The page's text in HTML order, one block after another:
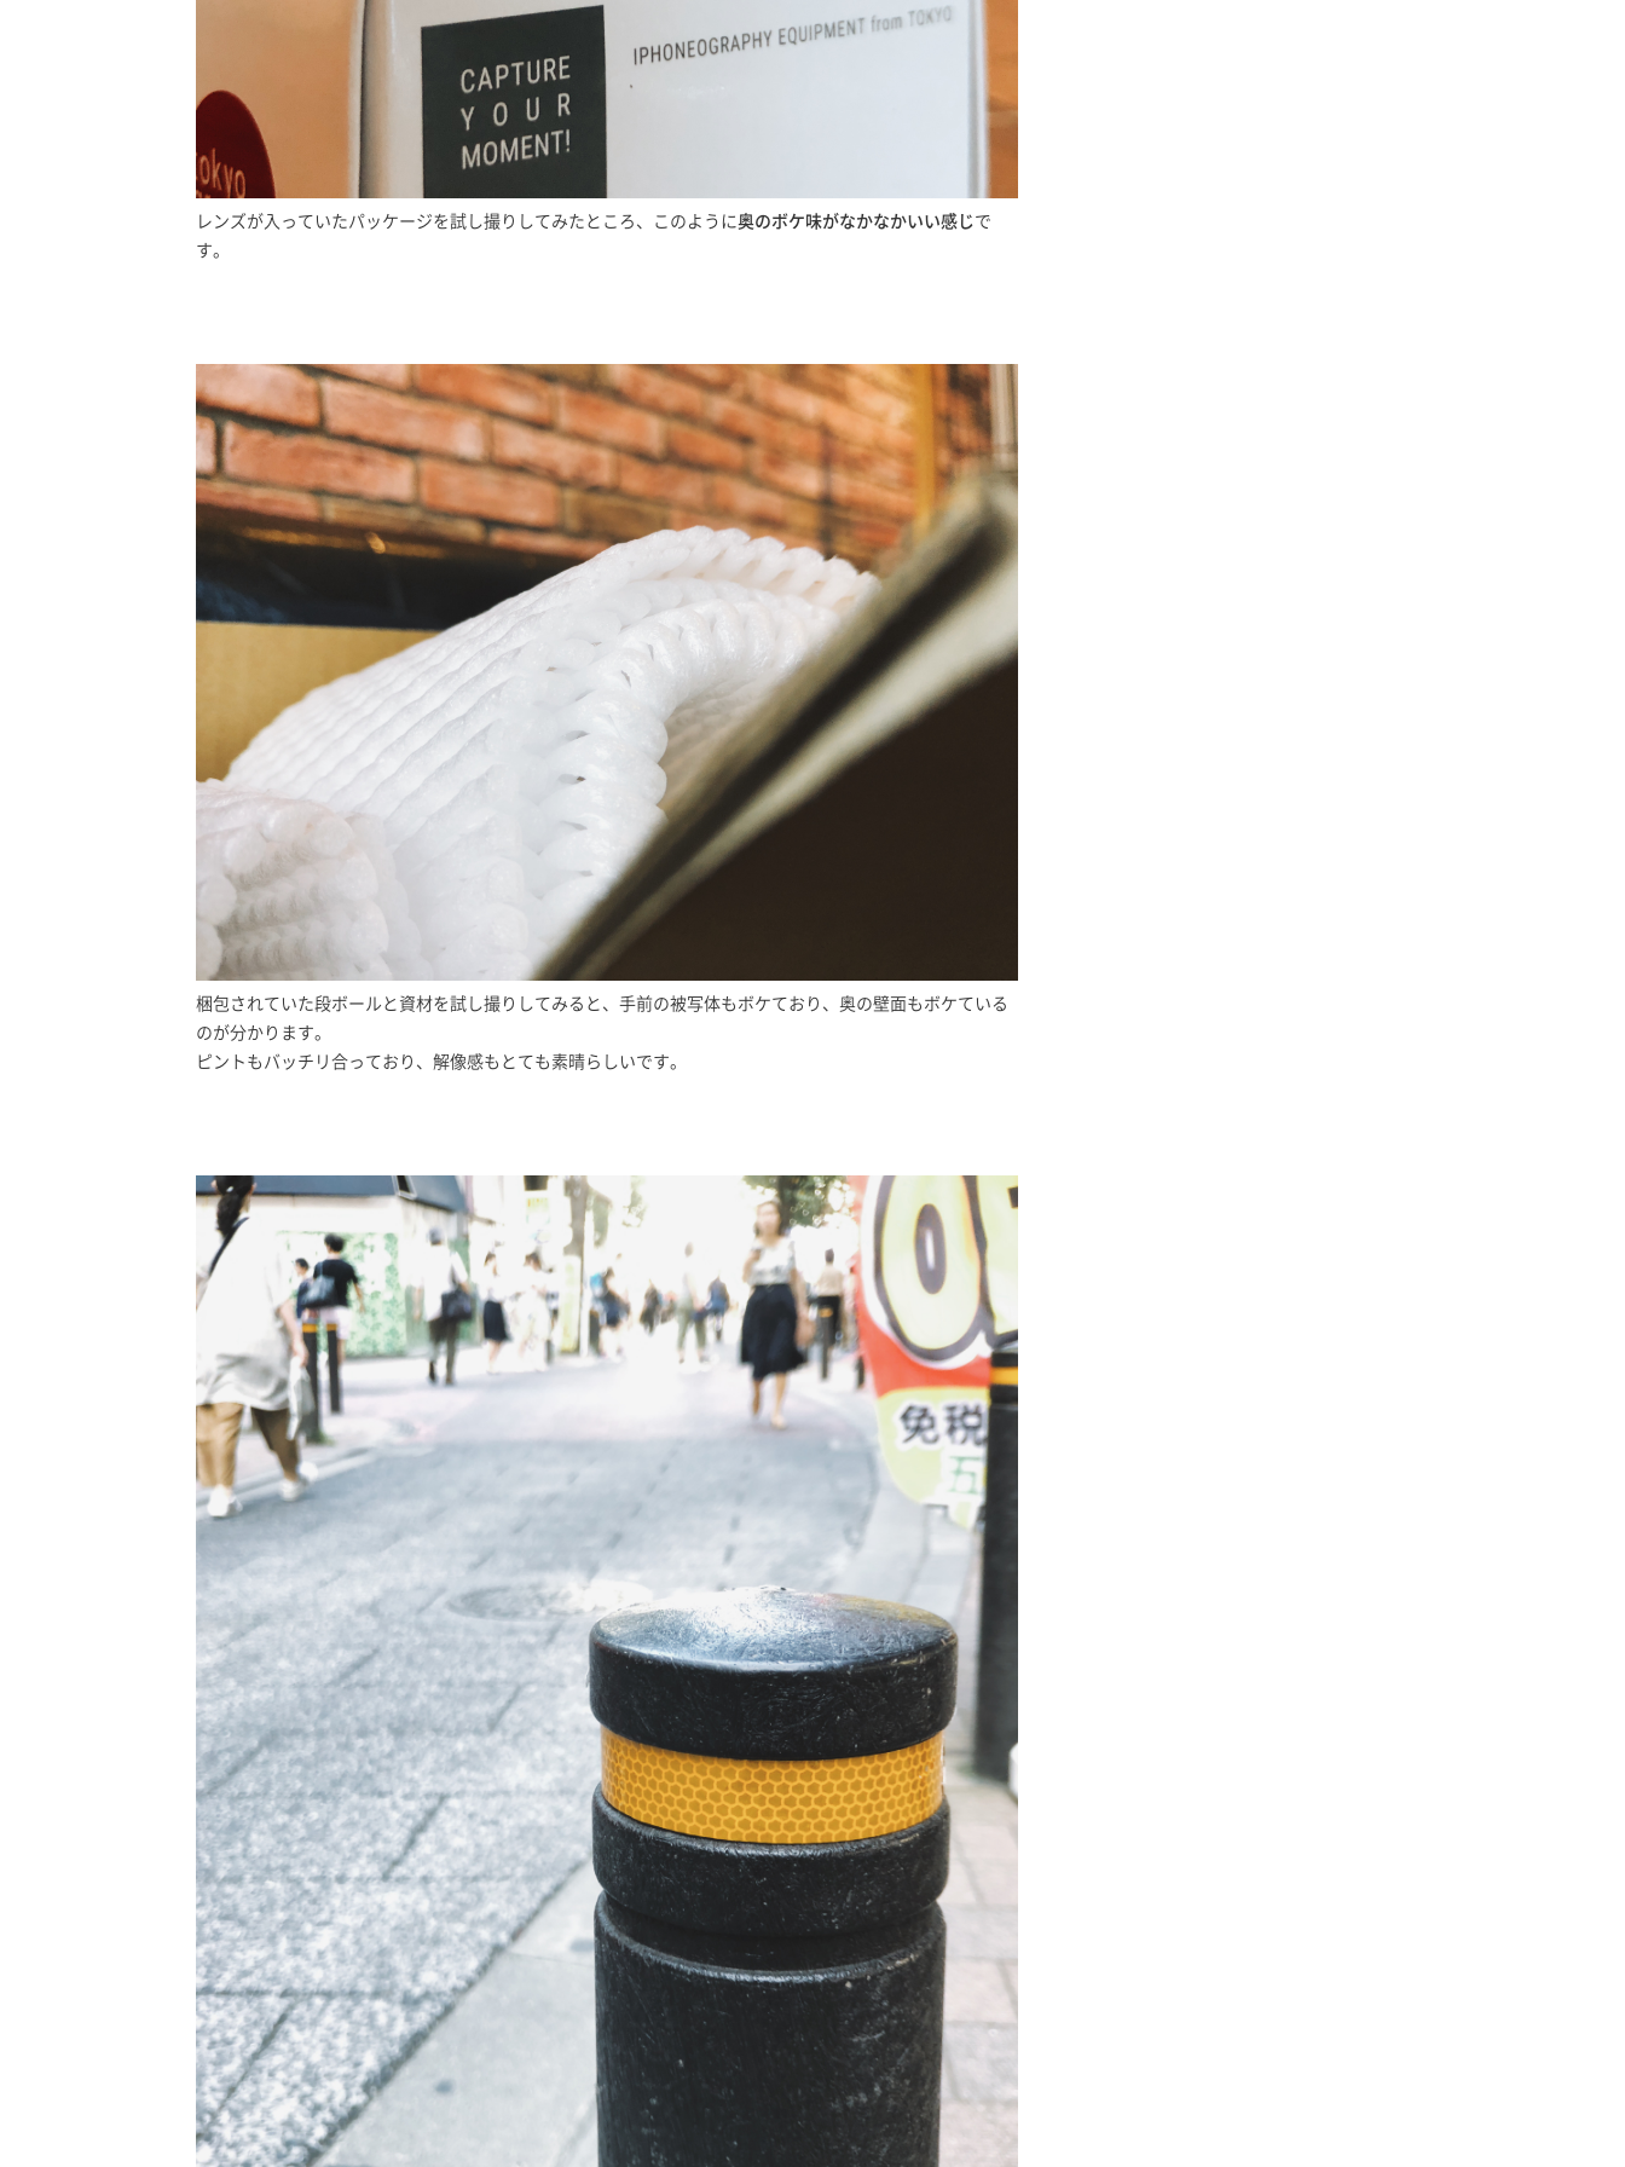
レンズが入っていたパッケージを試し撮りしてみたところ、このように奥のボケ味がなかなかいい感じで
す。
梱包されていた段ボールと資材を試し撮りしてみると、手前の被写体もボケており、奥の壁面もボケている
のが分かります。
ピントもバッチリ合っており、解像感もとても素晴らしいです。